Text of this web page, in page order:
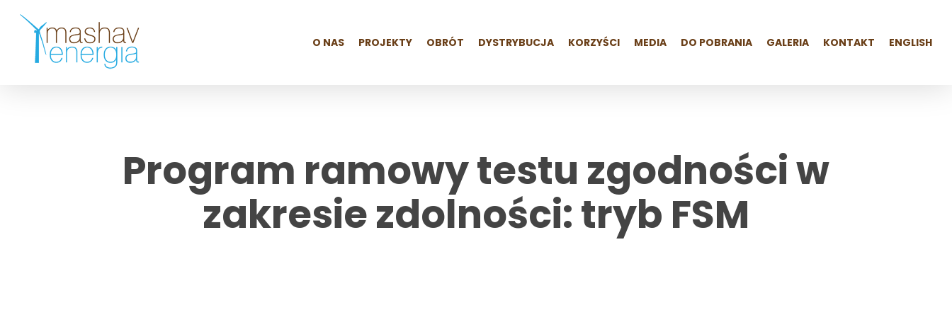
content
O NAS PROJEKTY OBRÓT DYSTRYBUCJA KORZYŚCI MEDIA DO POBRANIA GALERIA KONTAKT ENGLISH
Program ramowy testu zgodności w
zakresie zdolności: tryb FSM